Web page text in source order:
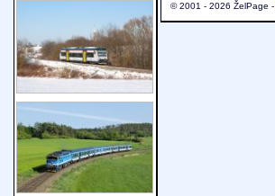
© 2001 - 2026 ŽelPage -